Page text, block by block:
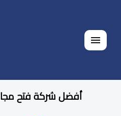
القائمة
أفضل شركة فتح